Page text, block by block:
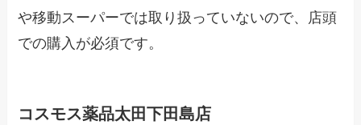
や移動スーパーでは取り扱っていないので、店頭
での購入が必須です。
コスモス薬品太田下田島店